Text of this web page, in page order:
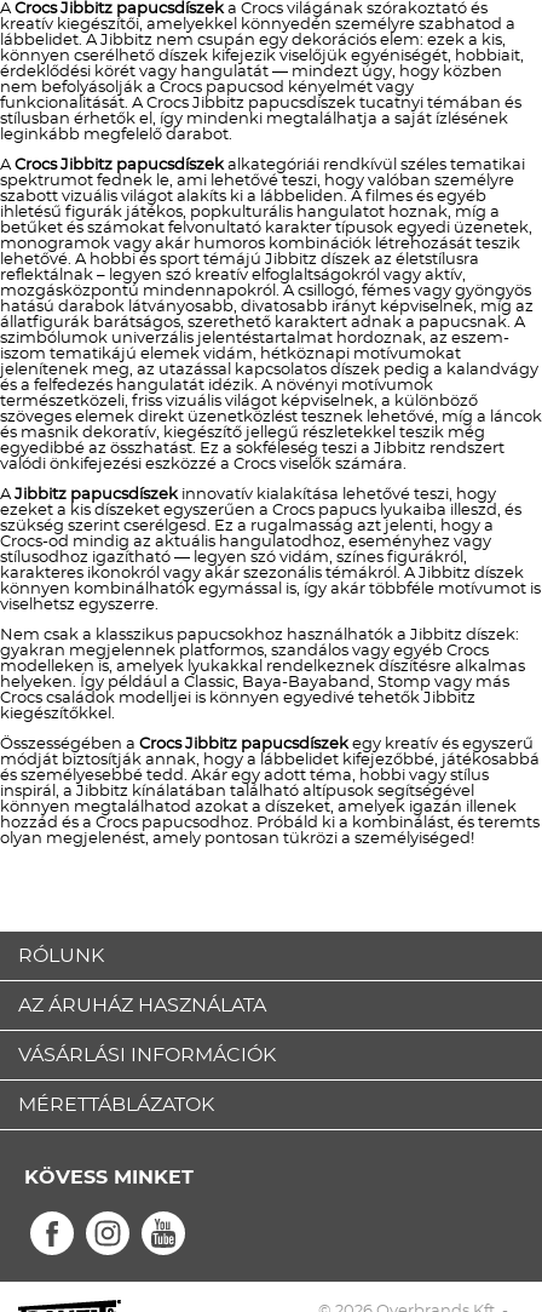
ACrocs Jibbitz papucsdíszeka Crocs világának szórakoztató és
kreatív kiegészítői, amelyekkel könnyedén személyre szabhatod a
lábbelidet. A Jibbitz nem csupán egy dekorációs elem: ezek a kis,
könnyen cserélhető díszek kifejezik viselőjük egyéniségét, hobbiait,
érdeklődési körét vagy hangulatát — mindezt úgy, hogy közben
nem befolyásolják a Crocs papucsod kényelmét vagy
funkcionalitását. A Crocs Jibbitz papucsdíszek tucatnyi témában és
stílusban érhetők el, így mindenki megtalálhatja a saját ízlésének
leginkább megfelelő darabot.
ACrocs Jibbitz papucsdíszekalkategóriái rendkívül széles tematikai
spektrumot fednek le, ami lehetővé teszi, hogy valóban személyre
szabott vizuális világot alakíts ki a lábbeliden. A filmes és egyéb
ihletésű figurák játékos, popkulturális hangulatot hoznak, míg a
betűket és számokat felvonultató karakter típusok egyedi üzenetek,
monogramok vagy akár humoros kombinációk létrehozását teszik
lehetővé. A hobbi és sport témájú Jibbitz díszek az életstílusra
reflektálnak – legyen szó kreatív elfoglaltságokról vagy aktív,
mozgásközpontú mindennapokról. A csillogó, fémes vagy gyöngyös
hatású darabok látványosabb, divatosabb irányt képviselnek, míg az
állatfigurák barátságos, szerethető karaktert adnak a papucsnak. A
szimbólumok univerzális jelentéstartalmat hordoznak, az eszem-
iszom tematikájú elemek vidám, hétköznapi motívumokat
jelenítenek meg, az utazással kapcsolatos díszek pedig a kalandvágy
és a felfedezés hangulatát idézik. A növényi motívumok
természetközeli, friss vizuális világot képviselnek, a különböző
szöveges elemek direkt üzenetközlést tesznek lehetővé, míg a láncok
és masnik dekoratív, kiegészítő jellegű részletekkel teszik még
egyedibbé az összhatást. Ez a sokféleség teszi a Jibbitz rendszert
valódi önkifejezési eszközzé a Crocs viselők számára.
AJibbitz papucsdíszekinnovatív kialakítása lehetővé teszi, hogy
ezeket a kis díszeket egyszerűen a Crocs papucs lyukaiba illeszd, és
szükség szerint cserélgesd. Ez a rugalmasság azt jelenti, hogy a
Crocs-od mindig az aktuális hangulatodhoz, eseményhez vagy
stílusodhoz igazítható — legyen szó vidám, színes figurákról,
karakteres ikonokról vagy akár szezonális témákról. A Jibbitz díszek
könnyen kombinálhatók egymással is, így akár többféle motívumot is
viselhetsz egyszerre.
Nem csak a klasszikus papucsokhoz használhatók a Jibbitz díszek:
gyakran megjelennek platformos, szandálos vagy egyéb Crocs
modelleken is, amelyek lyukakkal rendelkeznek díszítésre alkalmas
helyeken. Így például a Classic, Baya-Bayaband, Stomp vagy más
Crocs családok modelljei is könnyen egyedivé tehetők Jibbitz
kiegészítőkkel.
Összességében a Crocs Jibbitz papucsdíszekegy kreatív és egyszerű
módját biztosítják annak, hogy a lábbelidet kifejezőbbé, játékosabbá
és személyesebbé tedd. Akár egy adott téma, hobbi vagy stílus
inspirál, a Jibbitz kínálatában található altípusok segítségével
könnyen megtalálhatod azokat a díszeket, amelyek igazán illenek
hozzád és a Crocs papucsodhoz. Próbáld ki a kombinálást, és teremts
olyan megjelenést, amely pontosan tükrözi a személyiséged!
RÓLUNK
AZ ÁRUHÁZ HASZNÁLATA
VÁSÁRLÁSI INFORMÁCIÓK
MÉRETTÁBLÁZATOK
KÖVESS MINKET